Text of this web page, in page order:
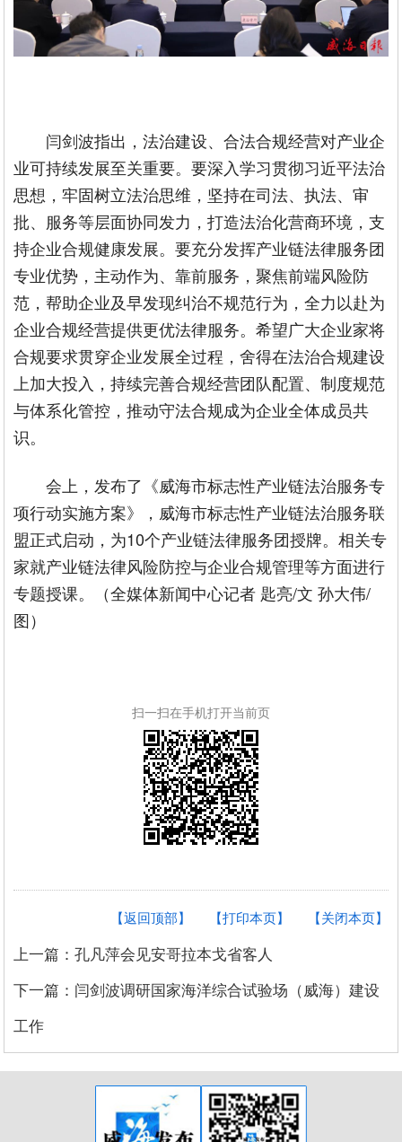
闫剑波指出，法治建设、合法合规经营对产业企
业可持续发展至关重要。要深入学习贯彻习近平法治
思想，牢固树立法治思维，坚持在司法、执法、审
批、服务等层面协同发力，打造法治化营商环境，支
持企业合规健康发展。要充分发挥产业链法律服务团
专业优势，主动作为、靠前服务，聚焦前端风险防
范，帮助企业及早发现纠治不规范行为，全力以赴为
企业合规经营提供更优法律服务。希望广大企业家将
合规要求贯穿企业发展全过程，舍得在法治合规建设
上加大投入，持续完善合规经营团队配置、制度规范
与体系化管控，推动守法合规成为企业全体成员共
识。
会上，发布了《威海市标志性产业链法治服务专
项行动实施方案》，威海市标志性产业链法治服务联
盟正式启动，为10个产业链法律服务团授牌。相关专
家就产业链法律风险防控与企业合规管理等方面进行
专题授课。（全媒体新闻中心记者 匙亮/文 孙大伟/
图）
扫一扫在手机打开当前页
【关闭本页】
【打印本页】
【返回顶部】
上一篇：孔凡萍会见安哥拉本戈省客人
下一篇：闫剑波调研国家海洋综合试验场（威海）建设
工作